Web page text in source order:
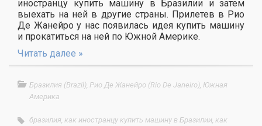
иностранцу купить машину в Бразилии и затем
выехать на ней в другие страны. Прилетев в Рио
Де Жанейро у нас появилась идея купить машину
и прокатиться на ней по Южной Америке.
Читать далее »
Бразилия (Brazil) Рио Де Жанейро (Rio De Janeiro) Южная
Америка
бразилия как иностранцу купить машину в Бразилии как